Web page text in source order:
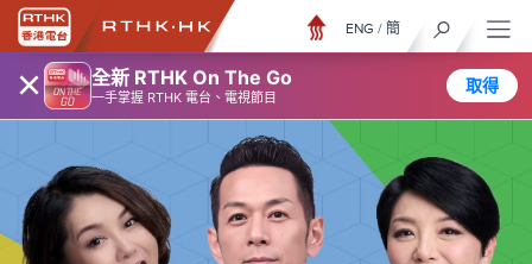
× 全新 RTHK On The Go
一手掌握 RTHK 電台、電視節目
取得
ENG / 簡